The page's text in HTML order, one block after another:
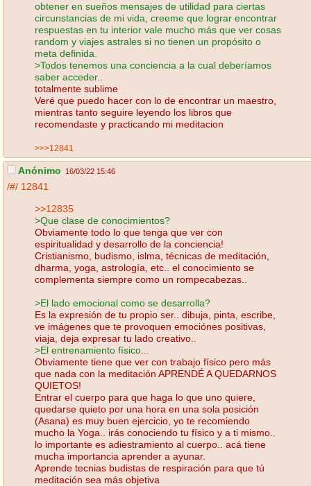
obtener en sueños mensajes de utilidad para ciertas
circunstancias de mi vida, creeme que lograr encontrar
respuestas en tu interior vale mucho más que ver cosas
random y viajes astrales si no tienen un propósito o
meta definida.
>Todos tenemos una conciencia a la cual deberíamos
saber acceder..
totalmente sublime
Veré que puedo hacer con lo de encontrar un maestro,
mientras tanto seguire leyendo los libros que
recomendaste y practicando mi meditacion
>>>12841
Anónimo 16/03/22 15:46
/#/ 12841
>>12835
>Que clase de conocimientos?
Obviamente todo lo que tenga que ver con
espiritualidad y desarrollo de la conciencia!
Cristianismo, budismo, islma, técnicas de meditación,
dharma, yoga, astrología, etc.. el conocimiento se
complementa siempre como un rompecabezas..
>El lado emocional como se desarrolla?
Es la expresión de tu propio ser.. dibuja, pinta, escribe,
ve imágenes que te provoquen emociónes positivas,
viaja, deja expresar tu lado creativo..
>El entrenamiento físico...
Obviamente tiene que ver con trabajo físico pero más
que nada con la meditación APRENDÉ A QUEDARNOS
QUIETOS!
Entrar el cuerpo para que haga lo que uno quiere,
quedarse quieto por una hora en una sola posición
(Asana) es muy buen ejercicio, yo te recomiendo
mucho la Yoga.. irás conociendo tu físico y a ti mismo..
lo importante es adiestramiento al cuerpo.. acá tiene
mucha importancia aprender a ayunar.
Aprende tecnias budistas de respiración para que tú
meditación sea más objetiva